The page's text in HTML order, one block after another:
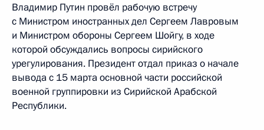
Владимир Путин провёл рабочую встречу
с Министром иностранных дел Сергеем Лавровым
и Министром обороны Сергеем Шойгу, в ходе
которой обсуждались вопросы сирийского
урегулирования. Президент отдал приказ о начале
вывода с 15 марта основной части российской
военной группировки из Сирийской Арабской
Республики.